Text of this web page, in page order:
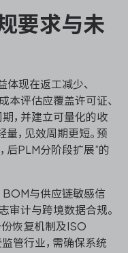
要求与未
体现在返工减少、
本评估应覆盖许可证、
，并建立可量化的收
，见效周期更短。预
后PLM分阶段扩展”的
BOM与供应链敏感信
审计与跨境数据合规。
恢复机制及ISO
管行业，需确保系统